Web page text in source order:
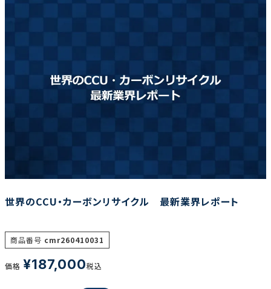
調査の種類で選ぶ
リセット
世界のCCU・カーボンリサイクル 最新業界レポート
商品番号 cmr260410031
価格 ¥187,000税込